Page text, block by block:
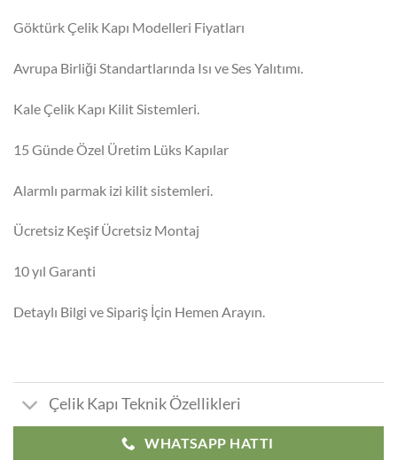
₺83.000,00.
Göktürk Çelik Kapı Modelleri Fiyatları
Avrupa Birliği Standartlarında Isı ve Ses Yalıtımı.
Kale Çelik Kapı Kilit Sistemleri.
15 Günde Özel Üretim Lüks Kapılar
Alarmlı parmak izi kilit sistemleri.
Ücretsiz Keşif Ücretsiz Montaj
10 yıl Garanti
Detaylı Bilgi ve Sipariş İçin Hemen Arayın.
Çelik Kapı Teknik Özellikleri
WHATSAPP HATTI